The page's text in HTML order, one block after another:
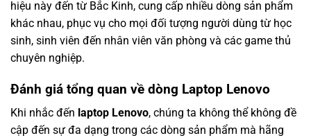
hiệu này đến từ Bắc Kinh, cung cấp nhiều dòng sản phẩm
khác nhau, phục vụ cho mọi đối tượng người dùng từ học
sinh, sinh viên đến nhân viên văn phòng và các game thủ
chuyên nghiệp.
Đánh giá tổng quan về dòng Laptop Lenovo
Khi nhắc đến laptop Lenovo, chúng ta không thể không đề
cập đến sự đa dạng trong các dòng sản phẩm mà hãng